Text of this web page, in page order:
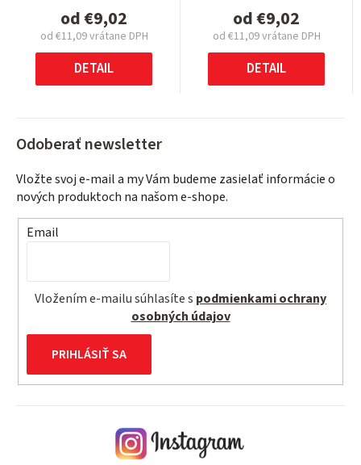
od€9,02
od €11,09vrátane DPH
Jednotková
cena:
DETAIL
od€9,02
od €11,09vrátane DPH
Jednotková
cena:
DETAIL
Odoberať newsletter
Vložte svoj e-mail a my Vám budeme zasielať informácie o
nových produktoch na našom e-shope.
Email
Vložením e-mailu súhlasíte s podmienkami ochrany
osobných údajov
PRIHLÁSIŤ SA